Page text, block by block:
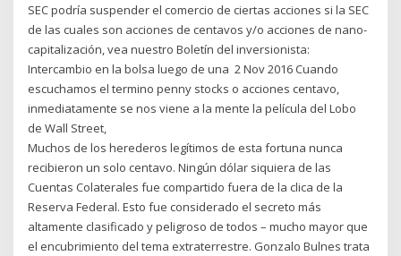
SEC podría suspender el comercio de ciertas acciones si la SEC
de las cuales son acciones de centavos y/o acciones de nano-
capitalización, vea nuestro Boletín del inversionista:
Intercambio en la bolsa luego de una 2 Nov 2016 Cuando
escuchamos el termino penny stocks o acciones centavo,
inmediatamente se nos viene a la mente la película del Lobo
de Wall Street,
Muchos de los herederos legítimos de esta fortuna nunca
recibieron un solo centavo. Ningún dólar siquiera de las
Cuentas Colaterales fue compartido fuera de la clica de la
Reserva Federal. Esto fue considerado el secreto más
altamente clasificado y peligroso de todos – mucho mayor que
el encubrimiento del tema extraterrestre. Gonzalo Bulnes trata